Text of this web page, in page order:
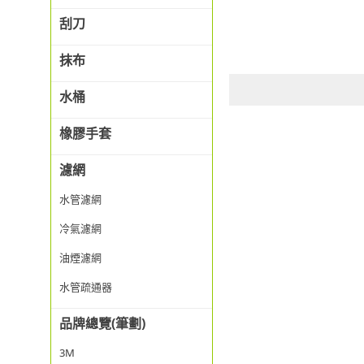
刮刀
抹布
水桶
橡膠手套
濾網
水管濾網
冷氣濾網
油煙濾網
水管疏通器
品牌總覽(筆劃)
3M